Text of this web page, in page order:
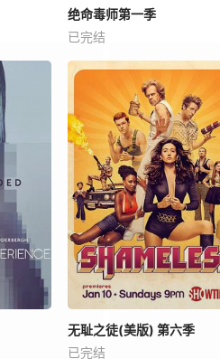
绝命毒师第一季
已完结
无耻之徒(美版) 第六季
已完结